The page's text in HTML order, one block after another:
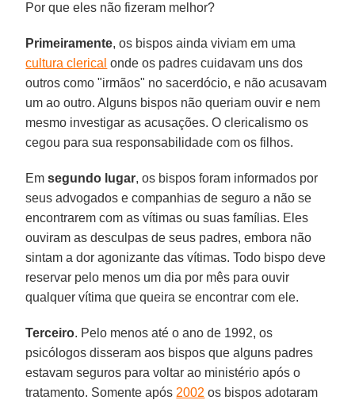
Por que eles não fizeram melhor?
Primeiramente, os bispos ainda viviam em uma
cultura clerical onde os padres cuidavam uns dos
outros como "irmãos" no sacerdócio, e não acusavam
um ao outro. Alguns bispos não queriam ouvir e nem
mesmo investigar as acusações. O clericalismo os
cegou para sua responsabilidade com os filhos.
Emsegundo lugar, os bispos foram informados por
seus advogados e companhias de seguro a não se
encontrarem com as vítimas ou suas famílias. Eles
ouviram as desculpas de seus padres, embora não
sintam a dor agonizante das vítimas. Todo bispo deve
reservar pelo menos um dia por mês para ouvir
qualquer vítima que queira se encontrar com ele.
Terceiro. Pelo menos até o ano de 1992, os
psicólogos disseram aos bispos que alguns padres
estavam seguros para voltar ao ministério após o
tratamento. Somente após 2002 os bispos adotaram